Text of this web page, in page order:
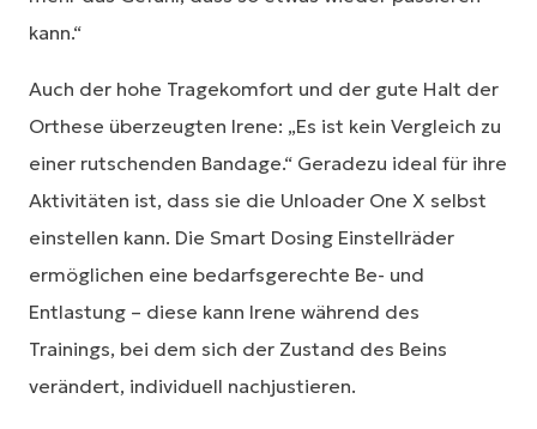
kann.“
Auch der hohe Tragekomfort und der gute Halt der
Orthese überzeugten Irene: „Es ist kein Vergleich zu
einer rutschenden Bandage.“ Geradezu ideal für ihre
Aktivitäten ist, dass sie die Unloader One X selbst
einstellen kann. Die Smart Dosing Einstellräder
ermöglichen eine bedarfsgerechte Be- und
Entlastung – diese kann Irene während des
Trainings, bei dem sich der Zustand des Beins
verändert, individuell nachjustieren.